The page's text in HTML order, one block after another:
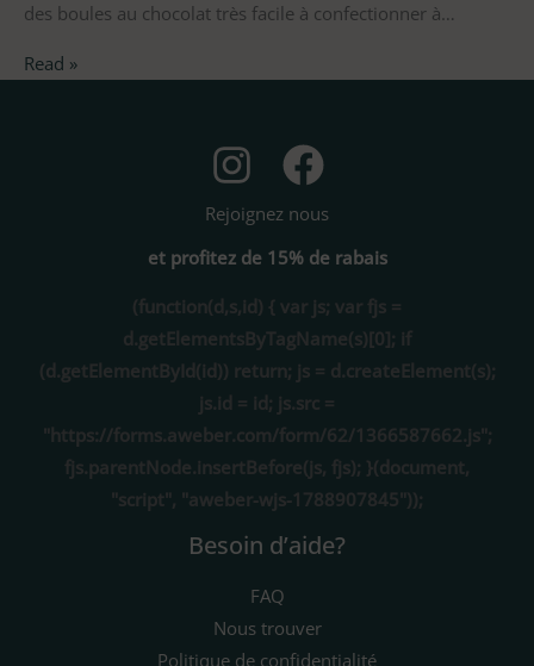
des boules au chocolat très facile à confectionner à…
Read »
Rejoignez nous
et profitez de 15% de rabais
(function(d,s,id) { var js; var fjs =
d.getElementsByTagName(s)[0]; if
(d.getElementById(id)) return; js = d.createElement(s);
js.id = id; js.src =
"https://forms.aweber.com/form/62/1366587662.js";
fjs.parentNode.insertBefore(js, fjs); }(document,
"script", "aweber-wjs-1788907845"));
Besoin d’aide?
FAQ
Nous trouver
Politique de confidentialité